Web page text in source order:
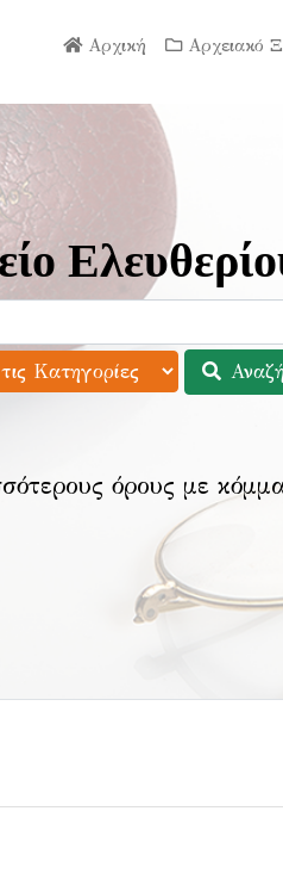
Αρχική Αρχειακό
όρους με